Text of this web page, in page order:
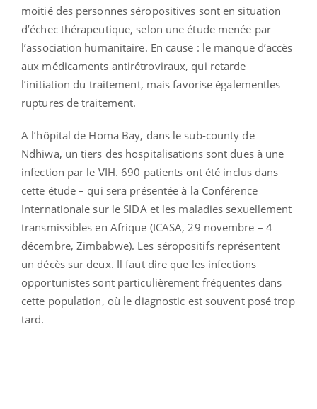
moitié des personnes séropositives sont en situation
d’échec thérapeutique, selon une étude menée par
l’association humanitaire. En cause : le manque d’accès
aux médicaments antirétroviraux, qui retarde
l’initiation du traitement, mais favorise égalementles
ruptures de traitement.
A l’hôpital de Homa Bay, dans le sub-county de
Ndhiwa, un tiers des hospitalisations sont dues à une
infection par le VIH. 690 patients ont été inclus dans
cette étude – qui sera présentée à la Conférence
Internationale sur le SIDA et les maladies sexuellement
transmissibles en Afrique (ICASA, 29 novembre – 4
décembre, Zimbabwe). Les séropositifs représentent
un décès sur deux. Il faut dire que les infections
opportunistes sont particulièrement fréquentes dans
cette population, où le diagnostic est souvent posé trop
tard.